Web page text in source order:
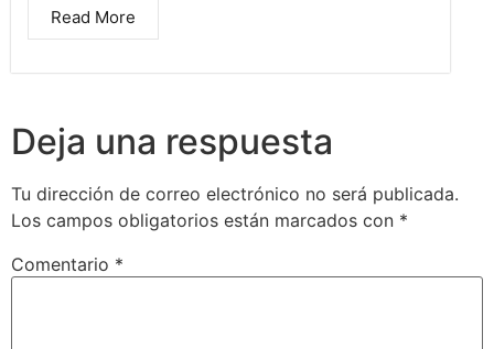
Read More
Deja una respuesta
Tu dirección de correo electrónico no será publicada.
Los campos obligatorios están marcados con *
Comentario *